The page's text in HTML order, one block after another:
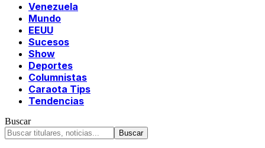
Venezuela
Mundo
EEUU
Sucesos
Show
Deportes
Columnistas
Caraota Tips
Tendencias
Buscar